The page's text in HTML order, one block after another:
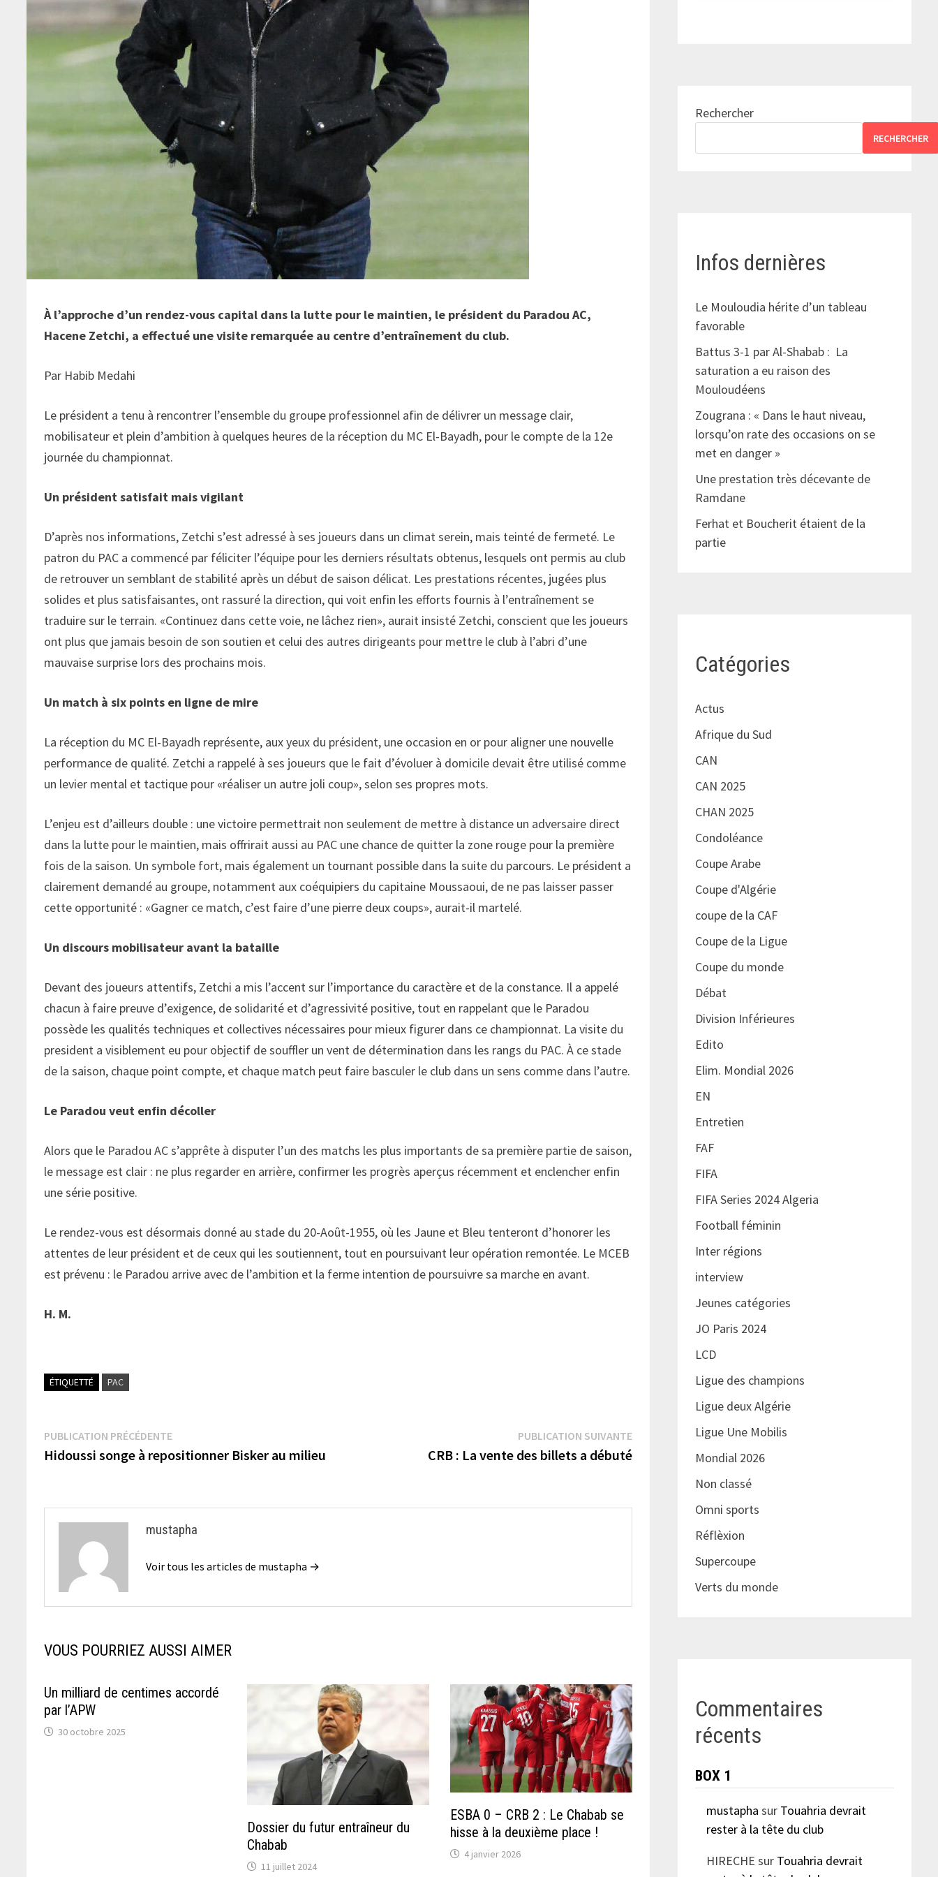
À l’approche d’un rendez-vous capital dans la lutte pour le maintien, le président du Paradou AC,
Hacene Zetchi, a effectué une visite remarquée au centre d’entraînement du club.
Par Habib Medahi
Le président a tenu à rencontrer l’ensemble du groupe professionnel afin de délivrer un message clair,
mobilisateur et plein d’ambition à quelques heures de la réception du MC El-Bayadh, pour le compte de la 12e
journée du championnat.
Un président satisfait mais vigilant
D’après nos informations, Zetchi s’est adressé à ses joueurs dans un climat serein, mais teinté de fermeté. Le
patron du PAC a commencé par féliciter l’équipe pour les derniers résultats obtenus, lesquels ont permis au club
de retrouver un semblant de stabilité après un début de saison délicat. Les prestations récentes, jugées plus
solides et plus satisfaisantes, ont rassuré la direction, qui voit enfin les efforts fournis à l’entraînement se
traduire sur le terrain. «Continuez dans cette voie, ne lâchez rien», aurait insisté Zetchi, conscient que les joueurs
ont plus que jamais besoin de son soutien et celui des autres dirigeants pour mettre le club à l’abri d’une
mauvaise surprise lors des prochains mois.
Un match à six points en ligne de mire
La réception du MC El-Bayadh représente, aux yeux du président, une occasion en or pour aligner une nouvelle
performance de qualité. Zetchi a rappelé à ses joueurs que le fait d’évoluer à domicile devait être utilisé comme
un levier mental et tactique pour «réaliser un autre joli coup», selon ses propres mots.
L’enjeu est d’ailleurs double : une victoire permettrait non seulement de mettre à distance un adversaire direct
dans la lutte pour le maintien, mais offrirait aussi au PAC une chance de quitter la zone rouge pour la première
fois de la saison. Un symbole fort, mais également un tournant possible dans la suite du parcours. Le président a
clairement demandé au groupe, notamment aux coéquipiers du capitaine Moussaoui, de ne pas laisser passer
cette opportunité : «Gagner ce match, c’est faire d’une pierre deux coups», aurait-il martelé.
Un discours mobilisateur avant la bataille
Devant des joueurs attentifs, Zetchi a mis l’accent sur l’importance du caractère et de la constance. Il a appelé
chacun à faire preuve d’exigence, de solidarité et d’agressivité positive, tout en rappelant que le Paradou
possède les qualités techniques et collectives nécessaires pour mieux figurer dans ce championnat. La visite du
president a visiblement eu pour objectif de souffler un vent de détermination dans les rangs du PAC. À ce stade
de la saison, chaque point compte, et chaque match peut faire basculer le club dans un sens comme dans l’autre.
Le Paradou veut enfin décoller
Alors que le Paradou AC s’apprête à disputer l’un des matchs les plus importants de sa première partie de saison,
le message est clair : ne plus regarder en arrière, confirmer les progrès aperçus récemment et enclencher enfin
une série positive.
Le rendez-vous est désormais donné au stade du 20-Août-1955, où les Jaune et Bleu tenteront d’honorer les
attentes de leur président et de ceux qui les soutiennent, tout en poursuivant leur opération remontée. Le MCEB
est prévenu : le Paradou arrive avec de l’ambition et la ferme intention de poursuivre sa marche en avant.
H. M.
ÉTIQUETTÉ PAC
Navigation
de
PUBLICATION PRÉCÉDENTEPublication
précédente :
Hidoussi songe à repositionner Bisker au milieu
PUBLICATION SUIVANTEPublication
suivante :
CRB : La vente des billets a débuté
mustapha
Voir tous les articles de mustapha →
VOUS POURRIEZ AUSSI AIMER
Un milliard de centimes accordé
par l’APW
30 octobre 2025
Dossier du futur entraîneur du
Chabab
11 juillet 2024
ESBA 0 – CRB 2 : Le Chabab se
hisse à la deuxième place !
4 janvier 2026
Rechercher
RECHERCHER
Infos dernières
Le Mouloudia hérite d’un tableau
favorable
Battus 3-1 par Al-Shabab : La
saturation a eu raison des
Mouloudéens
Zougrana : « Dans le haut niveau,
lorsqu’on rate des occasions on se
met en danger »
Une prestation très décevante de
Ramdane
Ferhat et Boucherit étaient de la
partie
Catégories
Actus
Afrique du Sud
CAN
CAN 2025
CHAN 2025
Condoléance
Coupe Arabe
Coupe d'Algérie
coupe de la CAF
Coupe de la Ligue
Coupe du monde
Débat
Division Inférieures
Edito
Elim. Mondial 2026
EN
Entretien
FAF
FIFA
FIFA Series 2024 Algeria
Football féminin
Inter régions
interview
Jeunes catégories
JO Paris 2024
LCD
Ligue des champions
Ligue deux Algérie
Ligue Une Mobilis
Mondial 2026
Non classé
Omni sports
Réflèxion
Supercoupe
Verts du monde
Commentaires
récents
BOX 1
mustapha sur Touahria devrait
rester à la tête du club
HIRECHE sur Touahria devrait